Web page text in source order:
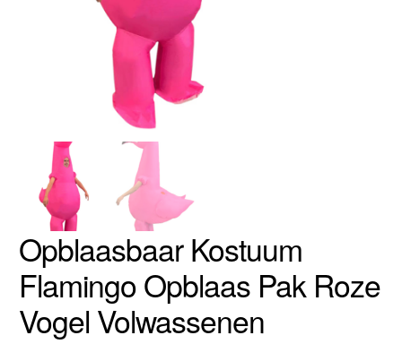
Opblaasbaar Kostuum
Flamingo Opblaas Pak Roze
Vogel Volwassenen